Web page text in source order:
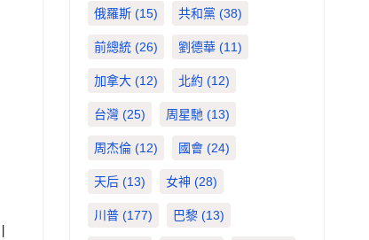
俄羅斯(15) 共和黨(38)
前總統(26) 劉德華(11)
加拿大(12) 北約 (12)
台灣(25) 周星馳 (13)
周杰倫(12) 國會(24)
天后(13) 女神 (28)
川普(177) 巴黎(13)